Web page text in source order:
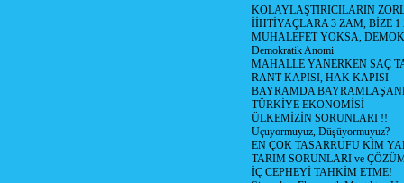
KOLAYLAŞTIRICILARIN
İİHTİYAÇLARA 3 ZAM, BİZE
MUHALEFET YOKSA,
Demokratik Anomi
MAHALLE YANERKEN SAÇ
RANT KAPISI, HAK KAPISI
BAYRAMDA
TÜRKİYE EKONOMİSİ
ÜLKEMİZİN SORUNLARI !!
Uçuyormuyuz, Düşüyormuyuz?
EN ÇOK TASARRUFU KİM
TARIM SORUNLARI ve
İÇ CEPHEYİ TAHKİM ETME!